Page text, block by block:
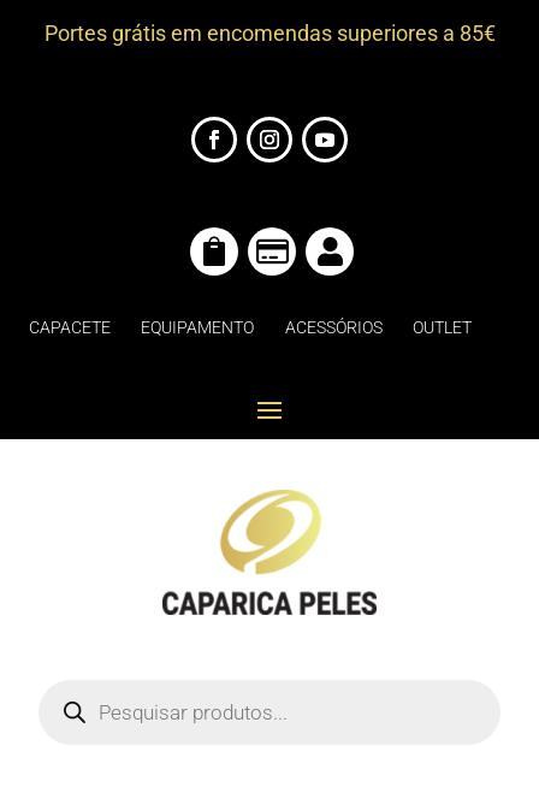
Portes grátis em encomendas superiores a 85€
  
CAPACETE EQUIPAMENTO ACESSÓRIOS OUTLET
search